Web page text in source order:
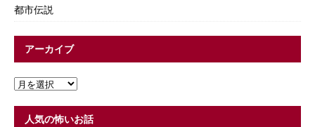
都市伝説
アーカイブ
人気の怖いお話